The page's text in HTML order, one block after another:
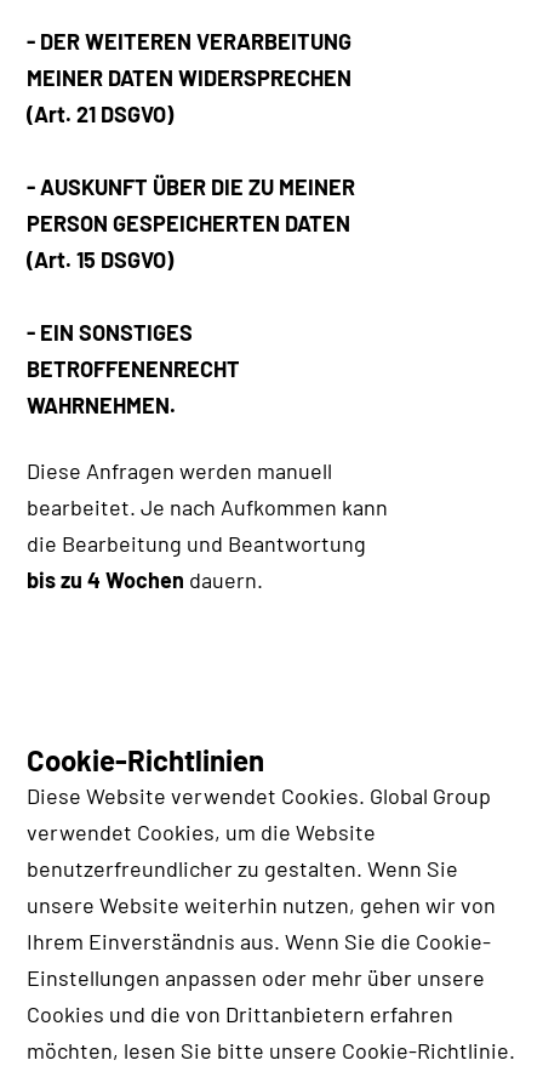
- DER WEITEREN VERARBEITUNG
MEINER DATEN WIDERSPRECHEN
(Art. 21 DSGVO)
- AUSKUNFT ÜBER DIE ZU MEINER
PERSON GESPEICHERTEN DATEN
(Art. 15 DSGVO)
- EIN SONSTIGES
BETROFFENENRECHT
WAHRNEHMEN.
Diese Anfragen werden manuell
bearbeitet. Je nach Aufkommen kann
die Bearbeitung und Beantwortung
bis zu 4 Wochen dauern.
Cookie-Richtlinien
Diese Website verwendet Cookies. Global Group
verwendet Cookies, um die Website
benutzerfreundlicher zu gestalten. Wenn Sie
unsere Website weiterhin nutzen, gehen wir von
Ihrem Einverständnis aus. Wenn Sie die Cookie-
Einstellungen anpassen oder mehr über unsere
Cookies und die von Drittanbietern erfahren
möchten, lesen Sie bitte unsere Cookie-Richtlinie.